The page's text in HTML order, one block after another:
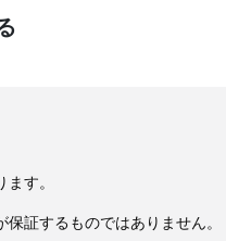
す。
証するものではありません。